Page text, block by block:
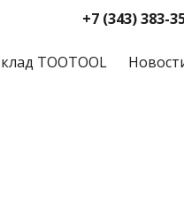
+7 (343) 383-
TOOTOOL